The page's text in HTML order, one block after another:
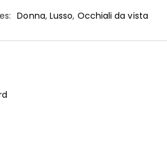
Donna, Lusso, Occhiali da vista